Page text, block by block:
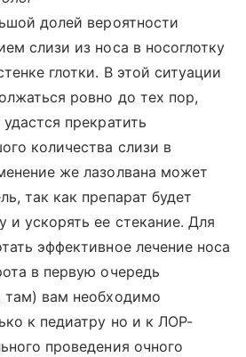
долей вероятности
слизи из носа в носоглотку
глотки. В этой ситуации
ровно до тех пор,
прекратить
количества слизи в
же лазолвана может
так как препарат будет
и ускорять ее стекание. Для
эффективное лечение носа
в первую очередь
там) вам необходимо
к педиатру но и к ЛОР-
проведения очного